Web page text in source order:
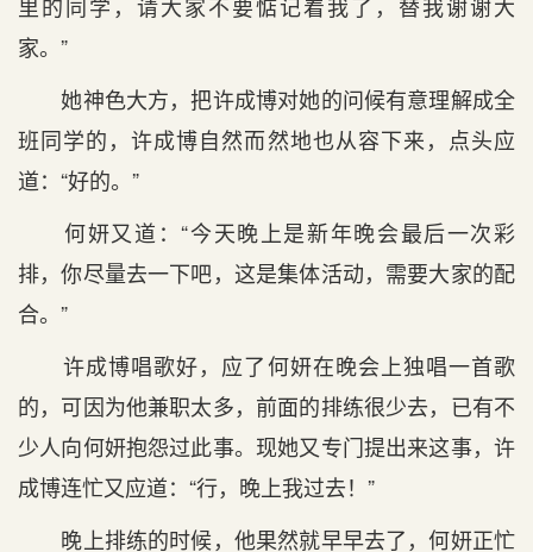
家。”
她神色大方，把许成博对她的问候有意理解成全
班同学的，许成博自然而然地也从容下来，点头应
道：“好的。”
何妍又道：“今天晚上是新年晚会最后一次彩
排，你尽量去一下吧，这是集体活动，需要大家的配
合。”
许成博唱歌好，应了何妍在晚会上独唱一首歌
的，可因为他兼职太多，前面的排练很少去，已有不
少人向何妍抱怨过此事。现她又专门提出来这事，许
成博连忙又应道：“行，晚上我过去！”
晚上排练的时候，他果然就早早去了，何妍正忙